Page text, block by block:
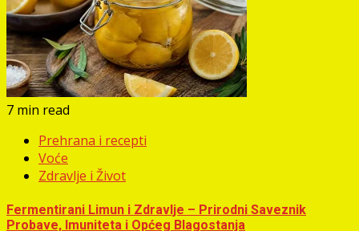
7 min read
Prehrana i recepti
Voće
Zdravlje i Život
Fermentirani Limun i Zdravlje – Prirodni Saveznik
Probave, Imuniteta i Općeg Blagostanja